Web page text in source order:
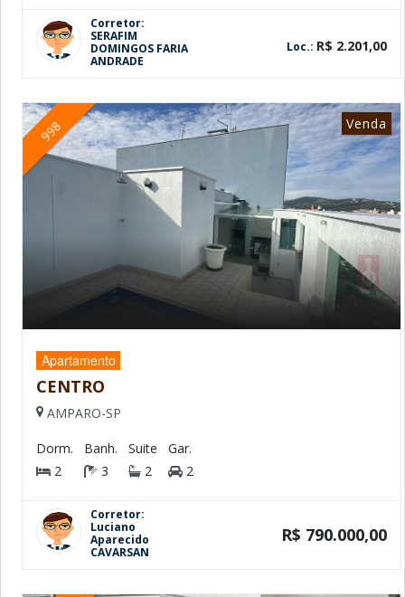
Corretor:
SERAFIM
DOMINGOS FARIA
ANDRADE
Loc.: R$ 2.201,00
998 Venda
Apartamento
CENTRO
AMPARO-SP
Dorm.
2
Banh.
3
Suite
2
Gar.
2
Corretor:
Luciano
Aparecido
CAVARSAN
R$ 790.000,00